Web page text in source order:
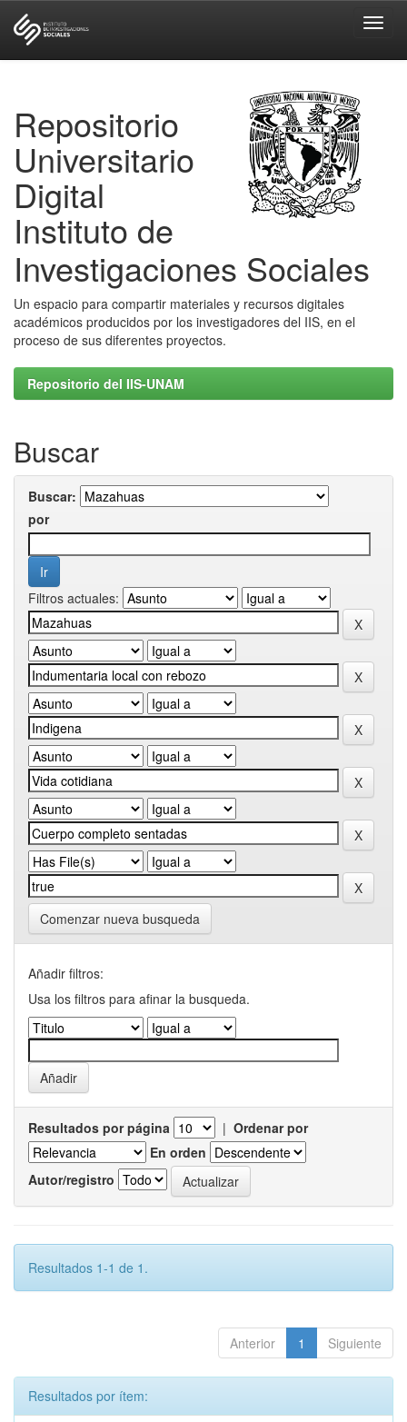
Repositorio
Universitario
Digital
Instituto de
Investigaciones Sociales
Un espacio para compartir materiales y recursos digitales
académicos producidos por los investigadores del IIS, en el
proceso de sus diferentes proyectos.
Repositorio del IIS-UNAM
Buscar
Buscar:
por
Filtros actuales:
Comenzar nueva busqueda
Añadir filtros:
Usa los filtros para afinar la busqueda.
Resultados por página | Ordenar por
En orden
Autor/registro
Resultados 1-1 de 1.
Anterior 1 Siguiente
Resultados por ítem: